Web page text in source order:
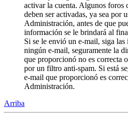
activar la cuenta. Algunos foros
deben ser activadas, ya sea por
Administración, antes de que
información se le brindará al
Si se le envió un e-mail, siga
ningún e-mail, seguramente la
que proporcionó no es correcta
por un filtro anti-spam. Si está
e-mail que proporcionó es
Administración.
Arriba